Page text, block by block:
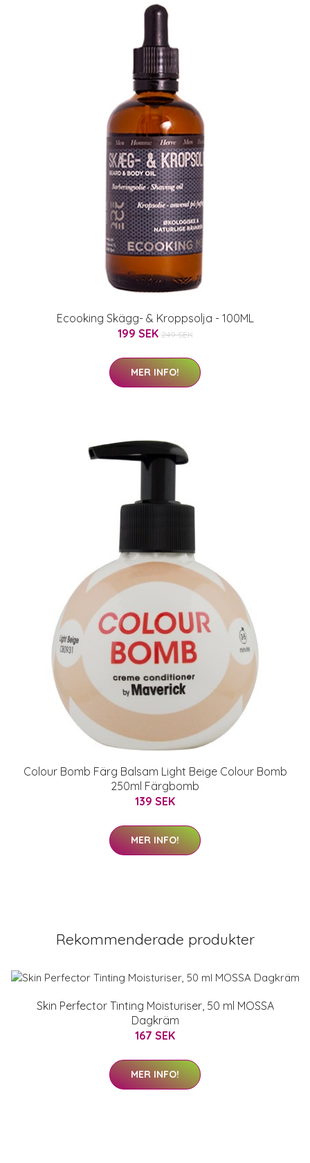
Ecooking Skägg- & Kroppsolja - 100ML
199 SEK 249 SEK
MER INFO!
Colour Bomb Färg Balsam Light Beige Colour Bomb
250ml Färgbomb
139 SEK
MER INFO!
Rekommenderade produkter
Skin Perfector Tinting Moisturiser, 50 ml MOSSA
Dagkräm
167 SEK
MER INFO!